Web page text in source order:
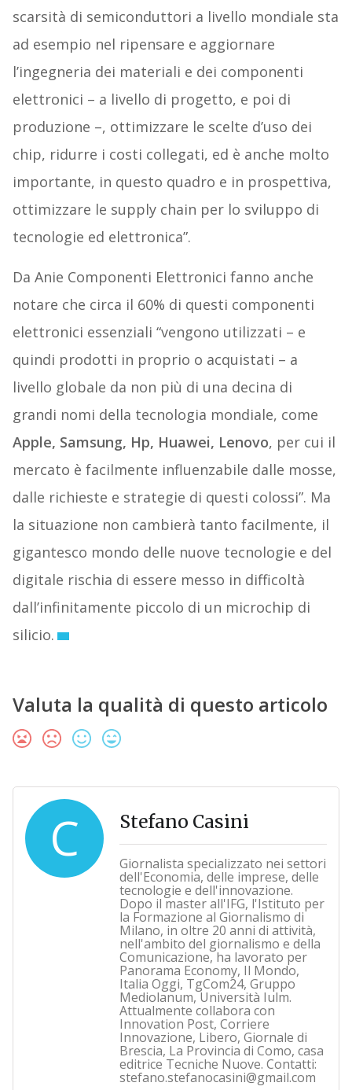
scarsità di semiconduttori a livello mondiale sta
ad esempio nel ripensare e aggiornare
l’ingegneria dei materiali e dei componenti
elettronici – a livello di progetto, e poi di
produzione –, ottimizzare le scelte d’uso dei
chip, ridurre i costi collegati, ed è anche molto
importante, in questo quadro e in prospettiva,
ottimizzare le supply chain per lo sviluppo di
tecnologie ed elettronica”.
Da Anie Componenti Elettronici fanno anche
notare che circa il 60% di questi componenti
elettronici essenziali “vengono utilizzati – e
quindi prodotti in proprio o acquistati – a
livello globale da non più di una decina di
grandi nomi della tecnologia mondiale, come
Apple, Samsung, Hp, Huawei, Lenovo, per cui il
mercato è facilmente influenzabile dalle mosse,
dalle richieste e strategie di questi colossi”. Ma
la situazione non cambierà tanto facilmente, il
gigantesco mondo delle nuove tecnologie e del
digitale rischia di essere messo in difficoltà
dall’infinitamente piccolo di un microchip di
silicio.
Valuta la qualità di questo articolo
C Stefano Casini
Giornalista specializzato nei settori
dell'Economia, delle imprese, delle
tecnologie e dell'innovazione.
Dopo il master all'IFG, l'Istituto per
la Formazione al Giornalismo di
Milano, in oltre 20 anni di attività,
nell'ambito del giornalismo e della
Comunicazione, ha lavorato per
Panorama Economy, Il Mondo,
Italia Oggi, TgCom24, Gruppo
Mediolanum, Università Iulm.
Attualmente collabora con
Innovation Post, Corriere
Innovazione, Libero, Giornale di
Brescia, La Provincia di Como, casa
editrice Tecniche Nuove. Contatti:
stefano.stefanocasini@gmail.com